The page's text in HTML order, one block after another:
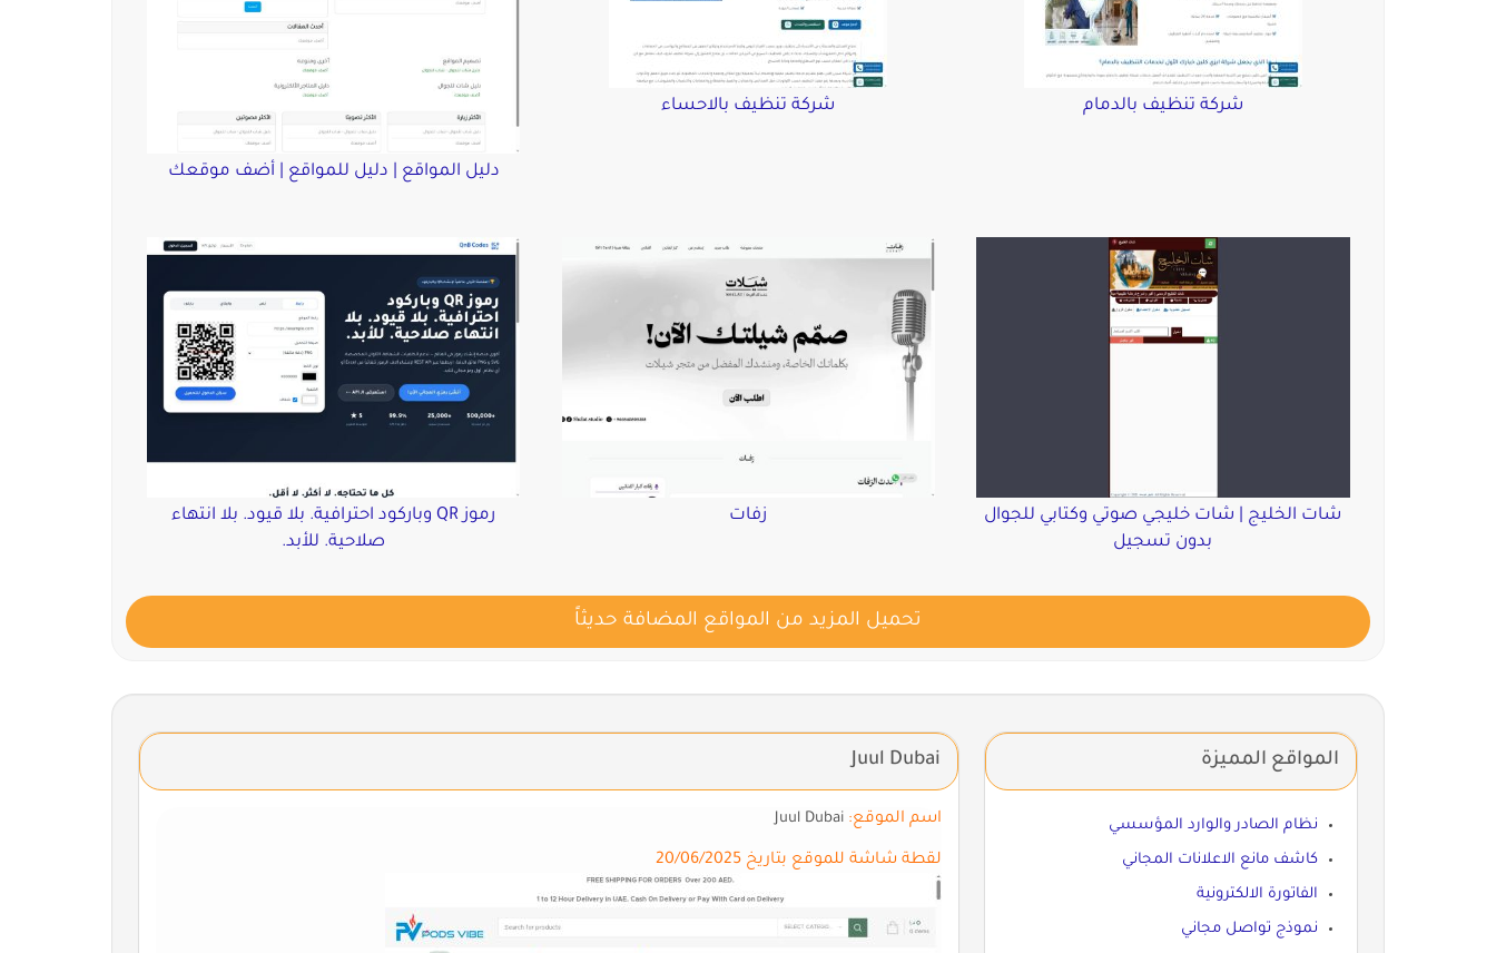
شركة تنظيف بالدمام شركة تنظيف بالاحساء
دليل المواقع | دليل للمواقع | أضف موقعك
شات الخليج | شات خليجي صوتي وكتابي للجوال
بدون تسجيل
زفات
رموز QR وباركود احترافية. بلا قيود. بلا انتهاء
صلاحية. للأبد.
تحميل المزيد من المواقع المضافة حديثاً
Juul Dubai
اسم الموقع:
لقطة شاشة للموقع بتاريخ 20/06/2025
المواقع المميزة
نظام الصادر والوارد المؤسسي
كاشف مانع الاعلانات المجاني
الفاتورة الالكترونية
نموذج تواصل مجاني